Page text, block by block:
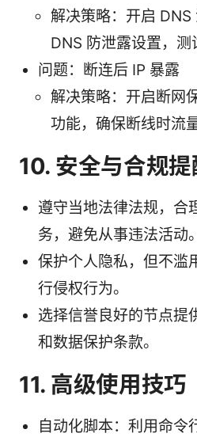
解决策略：开启
DNS 防泄露设置，
问题：断连后 IP 暴露
解决策略：开启断网
功能，确保断线时流
10. 安全与合规提
遵守当地法律法规，合
务，避免从事违法活动。
保护个人隐私，但不滥
行侵权行为。
选择信誉良好的节点提
和数据保护条款。
11. 高级使用技巧
自动化脚本：利用命令